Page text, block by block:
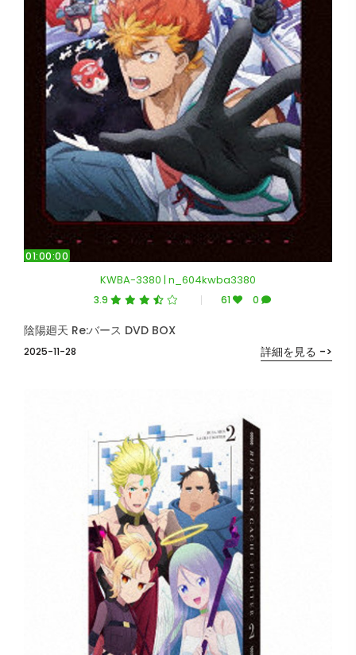
01:00:00
KWBA-3380 | n_604kwba3380
3.9 61 0
2025-11-28
陰陽廻天 Re:バース DVD BOX
詳細を見る ->